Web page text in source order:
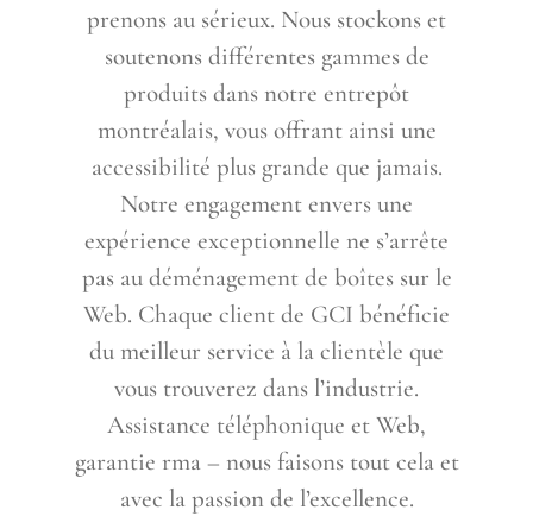
prenons au sérieux. Nous stockons et
soutenons différentes gammes de
produits dans notre entrepôt
montréalais, vous offrant ainsi une
accessibilité plus grande que jamais.
Notre engagement envers une
expérience exceptionnelle ne s’arrête
pas au déménagement de boîtes sur le
Web. Chaque client de GCI bénéficie
du meilleur service à la clientèle que
vous trouverez dans l’industrie.
Assistance téléphonique et Web,
garantie rma – nous faisons tout cela et
avec la passion de l’excellence.